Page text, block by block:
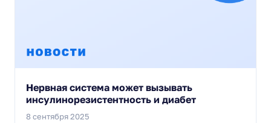
Нервная система может вызывать
инсулинорезистентность и диабет
8 сентября 2025